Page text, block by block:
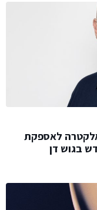
לאספקת
בגוש דן